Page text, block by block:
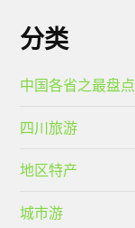
分类
中国各省之最盘点
四川旅游
地区特产
城市游